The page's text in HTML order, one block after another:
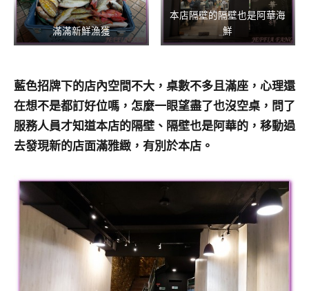
滿滿新鮮漁獲
本店隔壁的隔壁也是阿華海
鮮
藍色招牌下的店內空間不大，桌數不多且滿座，心理還
在想不是都訂好位嗎，怎麼一眼望盡了也沒空桌，問了
服務人員才知道本店的隔壁、隔壁也是阿華的，移動過
去發現新的店面滿雅緻，有別於本店。